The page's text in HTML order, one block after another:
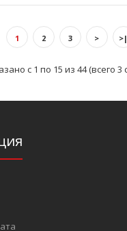
1 2 3 > >|
с 1 по 15 из 44 (всего 3